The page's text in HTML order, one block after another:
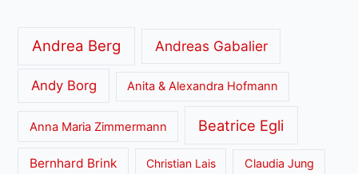
Andrea Berg Andreas Gabalier
Andy Borg Anita & Alexandra Hofmann
Anna Maria Zimmermann Beatrice Egli
Bernhard Brink Christian Lais Claudia Jung